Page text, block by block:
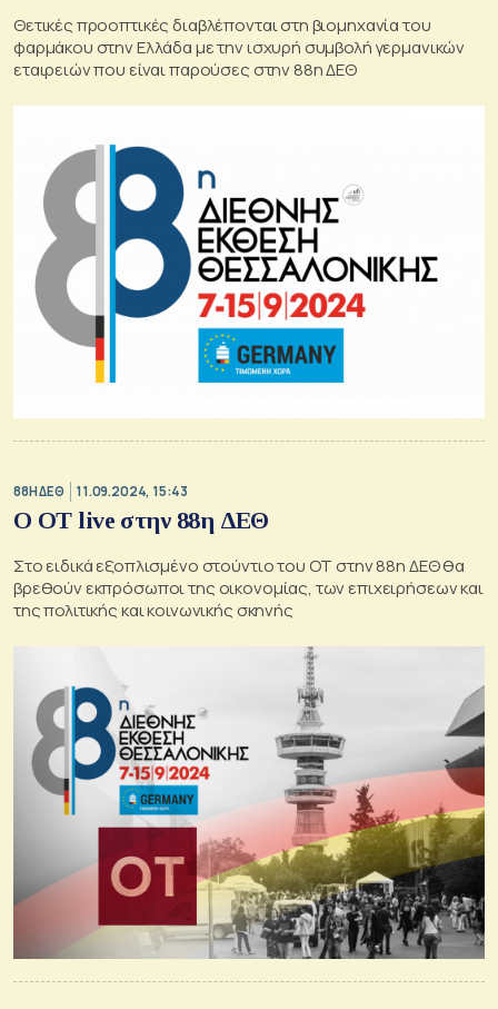
Θετικές προοπτικές διαβλέπονται στη βιομηχανία του
φαρμάκου στην Ελλάδα με την ισχυρή συμβολή γερμανικών
εταιρειών που είναι παρούσες στην 88η ΔΕΘ
88Η ΔΕΘ 11.09.2024, 15:43
O ΟΤ live στην 88η ΔΕΘ
Στο ειδικά εξοπλισμένο στούντιο του ΟΤ στην 88η ΔΕΘ θα
βρεθούν εκπρόσωποι της οικονομίας, των επιχειρήσεων και
της πολιτικής και κοινωνικής σκηνής